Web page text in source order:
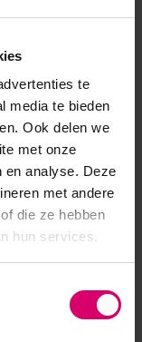
te
media te bieden
Ook delen we
met onze
en analyse. Deze
met andere
die ze hebben
hun services.